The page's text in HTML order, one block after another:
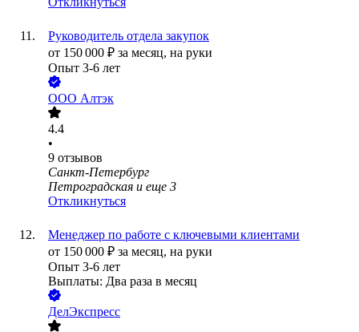
Руководитель отдела закупок
от 150 000 ₽ за месяц, на руки
Опыт 3-6 лет
ООО Алтэк
4.4
•
9 отзывов
Санкт-Петербург
Петроградская и еще 3
Откликнуться
Менеджер по работе с ключевыми клиентами
от 150 000 ₽ за месяц, на руки
Опыт 3-6 лет
Выплаты: Два раза в месяц
ДелЭкспресс